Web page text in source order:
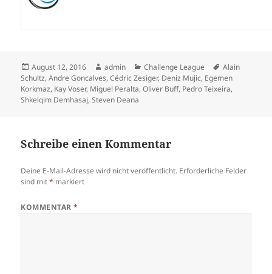
Veröffentlicht
am
August 12, 2016 Autor
admin Kategorien
Challenge League Schlagwörter
Alain
Schultz,Andre Goncalves,Cédric Zesiger, Deniz Mujic, Egemen
Korkmaz, Kay Voser, Miguel Peralta,Oliver Buff, Pedro Teixeira,
Shkelqim Demhasaj,Steven Deana
Schreibe einen Kommentar
Deine E-Mail-Adresse wird nicht veröffentlicht. Erforderliche Felder
sind mit* markiert
KOMMENTAR*